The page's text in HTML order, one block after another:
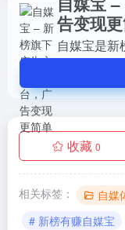
告变现
收藏 0
相关标签： 自媒
# 新榜有赚自媒宝